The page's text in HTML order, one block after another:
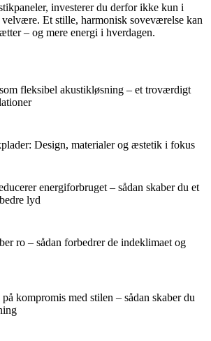
investerer du derfor ikke kun i
Et stille, harmonisk soveværelse kan
– og mere energi i hverdagen.
fleksibel akustikløsning – et troværdigt
Design, materialer og æstetik i fokus
energiforbruget – sådan skaber du et
lyd
ro – sådan forbedrer de indeklimaet og
kompromis med stilen – sådan skaber du